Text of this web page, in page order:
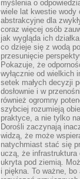
myślenia o
wiele lat kwestie wody
abstrakcyjne dla
coraz więcej osób
jak wygląda ich
co dzieje się z wodą
przesunięcie
Pokazuje, że
wyłącznie od wielkich
setek małych decyzji
dosłownie i w
również ogromny
szybciej rozumieją
praktyce, a nie tylko
Dorośli zaczynają
widzą, że może
natychmiast stać się
uczą, że
ukryta pod ziemią.
i piękna. To ważne, bo